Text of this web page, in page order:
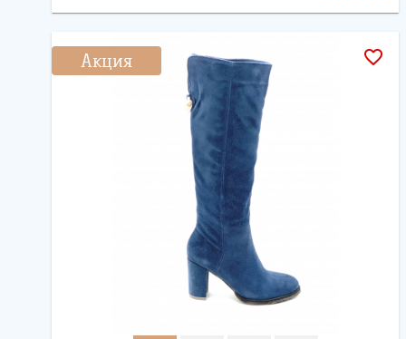
Акция favorite_border